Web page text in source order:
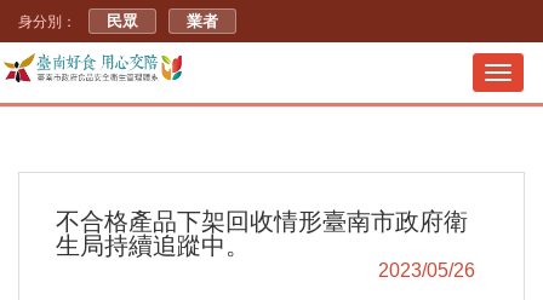
身分別： 民眾 業者
不合格產品下架回收情形臺南市政府衛
生局持續追蹤中。
2023/05/26